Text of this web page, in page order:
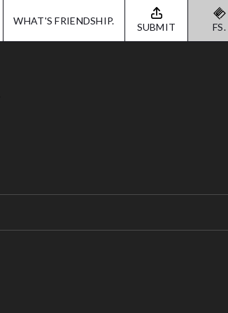
WHAT'S FRIENDSHIP. SUBMIT FS.